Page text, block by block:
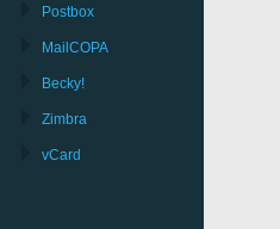
Postbox
MailCOPA
Becky!
Zimbra
vCard